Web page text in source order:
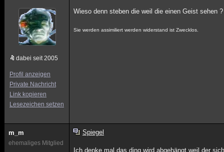
dabei seit 2005
Profil anzeigen
Private Nachricht
Link kopieren
Lesezeichen setzen
Wieso denn steben die weil die einen Geist sehen ?
Sie werden assimiliert werden widerstand ist Zwecklos.
m_m
ehemaliges Mitglied
Spiegel
Ich denke mal das ding wird abgehängt weil der